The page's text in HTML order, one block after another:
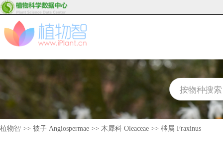
植物智 >> 被子 Angiospermae >> 木犀科 Oleaceae >> 梣属 Fraxinus